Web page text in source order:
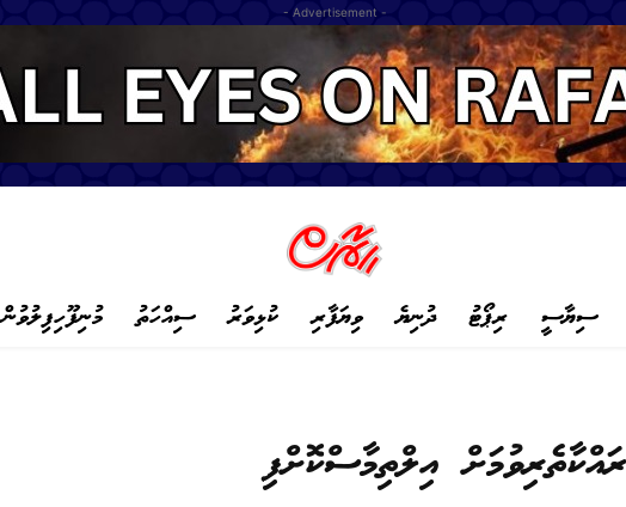
- Advertisement -
މުނިފޫހިފިލުވުން ސިއްހަތު ކުޅިވަރު ވިޔަފާރި ދުނިޔެ ރިޕޯޓު ސިޔާސީ
އިލްތިމާސްކޮށްފި